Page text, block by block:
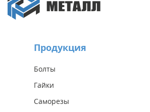
Продукция
Болты
Гайки
Саморезы